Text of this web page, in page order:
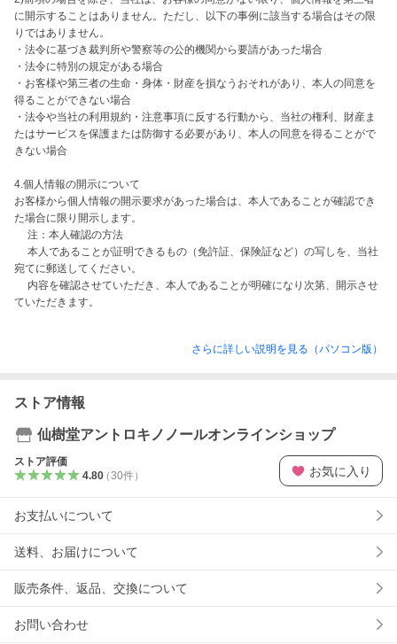
に開示することはありません。ただし、以下の事例に該当する場合はその限
りではありません。
・法令に基づき裁判所や警察等の公的機関から要請があった場合
・法令に特別の規定がある場合
・お客様や第三者の生命・身体・財産を損なうおそれがあり、本人の同意を
得ることができない場合
・法令や当社の利用規約・注意事項に反する行動から、当社の権利、財産ま
たはサービスを保護または防御する必要があり、本人の同意を得ることがで
きない場合
4.個人情報の開示について
お客様から個人情報の開示要求があった場合は、本人であることが確認でき
た場合に限り開示します。
注：本人確認の方法
本人であることが証明できるもの（免許証、保険証など）の写しを、当社
宛てに郵送してください。
内容を確認させていただき、本人であることが明確になり次第、開示させ
さらに詳しい説明を見る（パソコン版）
ストア情報
仙樹堂アントロキノノールオンラインショップ
ストア評価
4.80（30件） お気に入り
お支払いについて
送料、お届けについて
販売条件、返品、交換について
お問い合わせ